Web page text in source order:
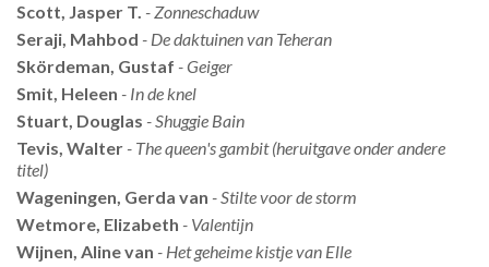
Scott, Jasper T. - Zonneschaduw
Seraji, Mahbod - De daktuinen van Teheran
Skördeman, Gustaf - Geiger
Smit, Heleen - In de knel
Stuart, Douglas - Shuggie Bain
Tevis, Walter - The queen's gambit (heruitgave onder andere
titel)
Wageningen, Gerda van - Stilte voor de storm
Wetmore, Elizabeth - Valentijn
Wijnen, Aline van - Het geheime kistje van Elle